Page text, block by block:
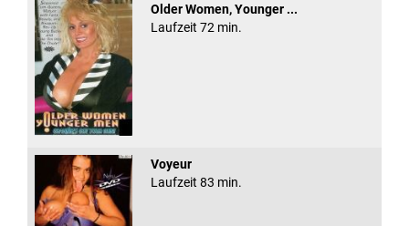
Older Women, Younger ...
Laufzeit 72 min.
Voyeur
Laufzeit 83 min.